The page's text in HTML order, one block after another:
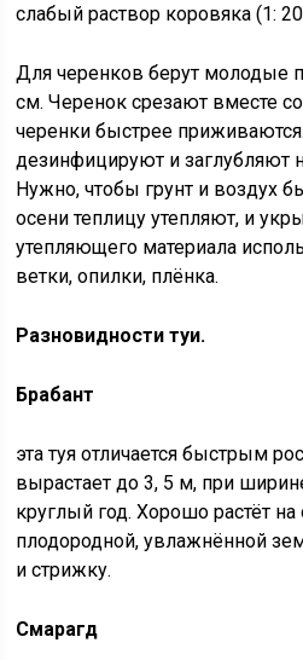
слабый раствор коровяка (1:
Для черенков берут молодые
см. Черенок срезают вместе
черенки быстрее
дезинфицируют и заглубляют
Нужно, чтобы грунт и воздух
осени теплицу утепляют, и
утепляющего материала
ветки, опилки, плёнка.
Разновидности туи.
Брабант
эта туя отличается быстрым
вырастает до 3, 5 м, при
круглый год. Хорошо растёт
плодородной, увлажнённой
и стрижку.
Смарагд